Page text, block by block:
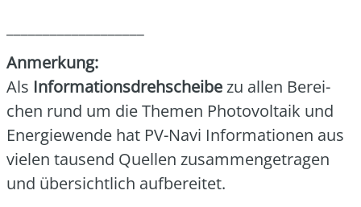
Anmer­kung:
Als Infor­ma­ti­ons­dreh­schei­bezu allen Berei­
chen rund um die The­men Pho­to­vol­ta­ik und
Ener­gie­wen­de hat PV-Navi Infor­ma­tio­nen aus
vie­len tau­send Quel­len zusam­men­ge­tra­gen
und über­sicht­lich auf­be­rei­tet.